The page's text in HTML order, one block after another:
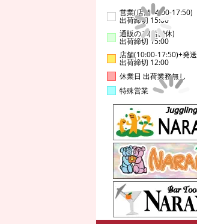
営業(店舗14:00-17:50)
出荷締切 15:00
通販のみ(店舗休)
出荷締切 15:00
店舗(10:00-17:50)+発送
出荷締切 12:00
休業日 出荷業務無し
特殊営業